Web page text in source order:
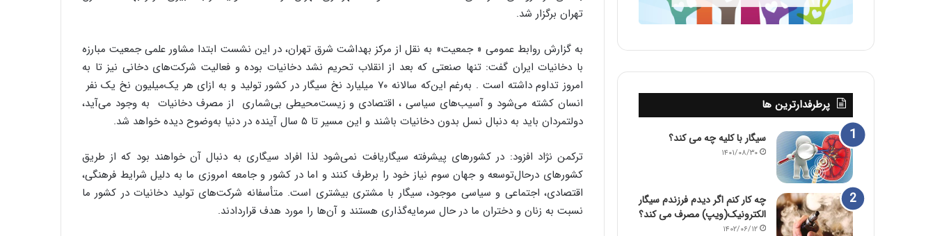
تهران برگزار شد.
به گزارش روابط عمومی « جمعیت» به نقل از مرکز بهداشت شرق تهران، در این نشست ابتدا مشاور علمی جمعیت مبارزه
با دخانیات ایران گفت: تنها صنعتی که بعد از انقلاب تحریم نشد دخانیات بوده و فعالیت شرکت‌های دخانی نیز تا به
امروز تداوم داشته است . به‌رغم این‌که سالانه ۷۰ میلیارد نخ سیگار در کشور تولید و به ازای هر یک‌میلیون نخ یک نفر
انسان کشته می‌شود و آسیب‌های سیاسی ، اقتصادی و زیست‌محیطی بی‌شماری از مصرف دخانیات به وجود می‌آید،
دولتمردان باید به دنبال نسل بدون دخانیات باشند و این مسیر تا ۵ سال آینده در دنیا به‌وضوح دیده خواهد شد.
ترکمن نژاد افزود: در کشورهای پیشرفته سیگاریافت نمی‌شود لذا افراد سیگاری به دنبال آن خواهند بود که از طریق
کشورهای درحال‌توسعه و جهان سوم نیاز خود را برطرف کنند و اما در کشور و جامعه امروزی ما به دلیل شرایط فرهنگی،
اقتصادی، اجتماعی و سیاسی موجود، سیگار با مشتری بیشتری است. متأسفانه شرکت‌های تولید دخانیات در کشور ما
نسبت به زنان و دختران ما در حال سرمایه‌گذاری هستند و آن‌ها را مورد هدف قراردادند.
پرطرفدارترین ها
سیگار با کلیه چه می کند؟
۱۴۰۱/۰۸/۳۰
چه کار کنم اگر دیدم فرزندم سیگار
الکترونیک(ویپ) مصرف می کند؟
۱۴۰۲/۰۶/۱۲